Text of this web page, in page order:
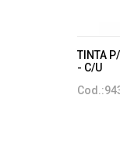
TINTA
- C/U